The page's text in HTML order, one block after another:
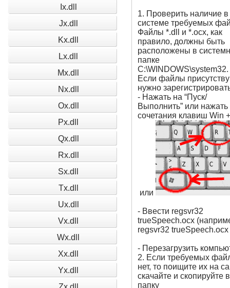
Ix.dll
Jx.dll
Kx.dll
Lx.dll
Mx.dll
Nx.dll
Ox.dll
Px.dll
Qx.dll
Rx.dll
Sx.dll
Tx.dll
Ux.dll
Vx.dll
Wx.dll
Xx.dll
Yx.dll
1. Проверить наличие в
системе требуемых
Файлы *.dll и *.ocx, как
правило, должны быть
расположены в
папке
C:\WINDOWS\system32.
Если файлы
нужно
- Нажать на “Пуск/
Выполнить” или нажать
сочетания клавиш Win
или
- Ввести regsvr32
trueSpeech.ocx
regsvr32 trueSpeech.ocx
- Перезагрузить
2. Если требуемых
нет, то поищите их на
скачайте и скопируйте в
папку